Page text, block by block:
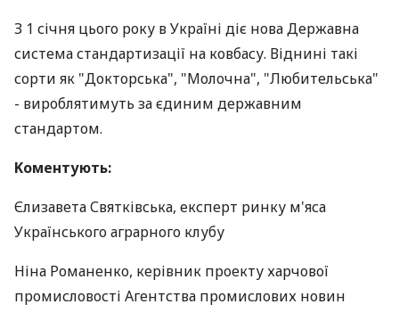
З 1 січня цього року в Україні діє нова Державна
система стандартизації на ковбасу. Віднині такі
сорти як "Докторська", "Молочна", "Любительська"
- вироблятимуть за єдиним державним
стандартом.
Kоментують:
Єлизавета Святківська, експерт ринку м'яса
Українського аграрного клубу
Ніна Романенко, керівник проекту харчової
промисловості Агентства промислових новин